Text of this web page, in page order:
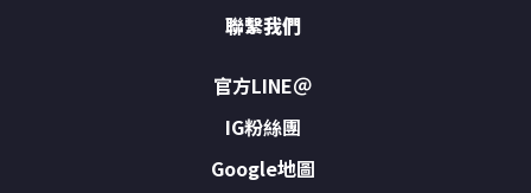
聯繫我們
官方LINE＠
IG粉絲團
Google地圖